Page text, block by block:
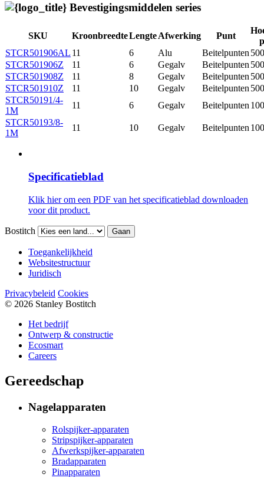
Bevestigingsmiddelen series
SKU KroonbreedteLengteAfwerking Punt
STCR501906AL 11 6 Alu Beitelpunten
STCR501906Z
11 6 Gegalv Beitelpunten
STCR501908Z
11 8 Gegalv Beitelpunten
STCR501910Z
11 10 Gegalv Beitelpunten
STCR50191/4-
1M
11 6 Gegalv Beitelpunten
STCR50193/8-
1M
11 10 Gegalv Beitelpunten
Specificatieblad
Klik hier om een ​​PDF van het specificatieblad downloaden
voor dit product.
Bostitch Gaan
Toegankelijkheid
Websitestructuur
Juridisch
Privacybeleid Cookies
© 2026 Stanley Bostitch
Het bedrijf
Ontwerp & constructie
Ecosmart
Careers
Gereedschap
Nagelapparaten
Rolspijker-apparaten
Stripspijker-apparaten
Afwerkspijker-apparaten
Bradapparaten
Pinapparaten